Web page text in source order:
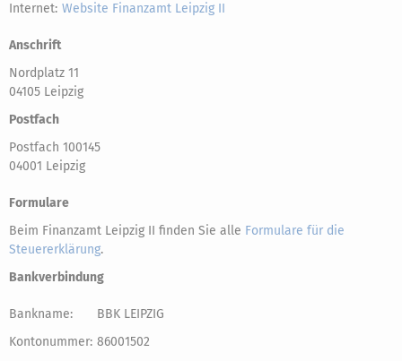
Internet: Website Finanzamt Leipzig II
Anschrift
Nordplatz 11
04105 Leipzig
Postfach
Postfach 100145
04001 Leipzig
Formulare
Beim Finanzamt Leipzig II finden Sie alle Formulare für die
Steuererklärung.
Bankverbindung
Bankname:
BBK LEIPZIG
Kontonummer: 86001502